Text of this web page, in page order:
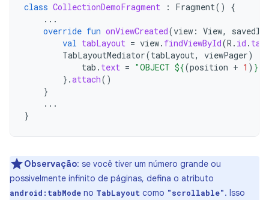
class CollectionDemoFragment : Fragment()
{
...
override fun onViewCreated(view : View,
val tabLayout = view. findViewById(R . id .
TabLayoutMediator(tabLayout, viewPager)
tab . text = "OBJECT ${(position + 1 ) }
}.attach()
}
...
}
Observação: se você tiver um número grande ou
possivelmente infinito de páginas, defina o atributo
android:tabMode no TabLayout como "scrollable". Isso